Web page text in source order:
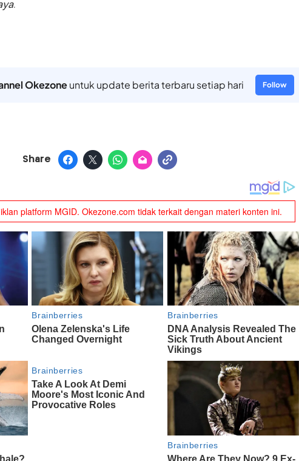
Okezoneuntuk update berita terbaru setiap hari Follow
Share